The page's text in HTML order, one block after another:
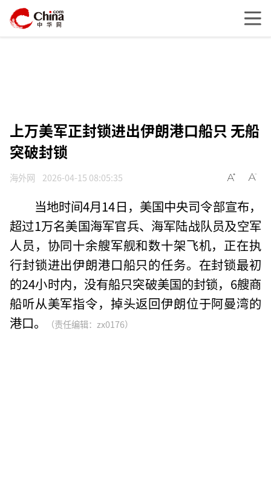
上万美军正封锁进出伊朗港口船只 无船
突破封锁
海外网 2026-04-15 08:05:35
当地时间4月14日，美国中央司令部宣布，
超过1万名美国海军官兵、海军陆战队员及空军
人员，协同十余艘军舰和数十架飞机，正在执
行封锁进出伊朗港口船只的任务。在封锁最初
的24小时内，没有船只突破美国的封锁，6艘商
船听从美军指令，掉头返回伊朗位于阿曼湾的
港口。
（责任编辑：zx0176）